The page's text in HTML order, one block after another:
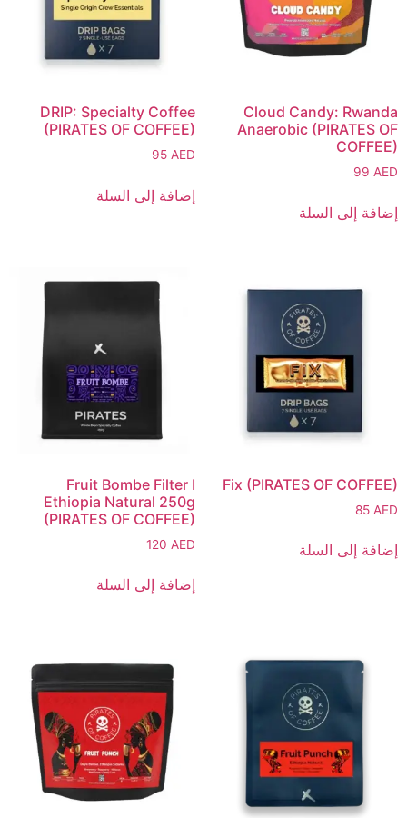
Cloud Candy: Rwanda
Anaerobic (PIRATES OF
COFFEE)
99 AED
إضافة إلى السلة
DRIP: Specialty Coffee
(PIRATES OF COFFEE)
95AED
إضافة إلى السلة
Fix (PIRATES OF COFFEE)
85 AED
إضافة إلى السلة
Fruit Bombe Filter I
Ethiopia Natural 250g
(PIRATES OF COFFEE)
120AED
إضافة إلى السلة